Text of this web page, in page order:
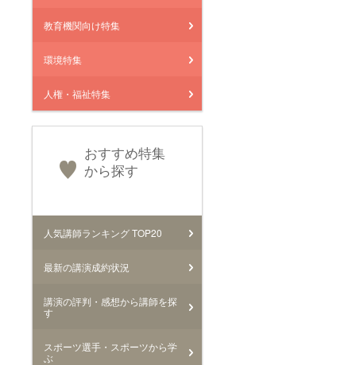
教育機関向け特集
環境特集
人権・福祉特集
おすすめ特集
から探す
人気講師ランキング TOP20
最新の講演成約状況
講演の評判・感想から講師を探
す
スポーツ選手・スポーツから学
ぶ